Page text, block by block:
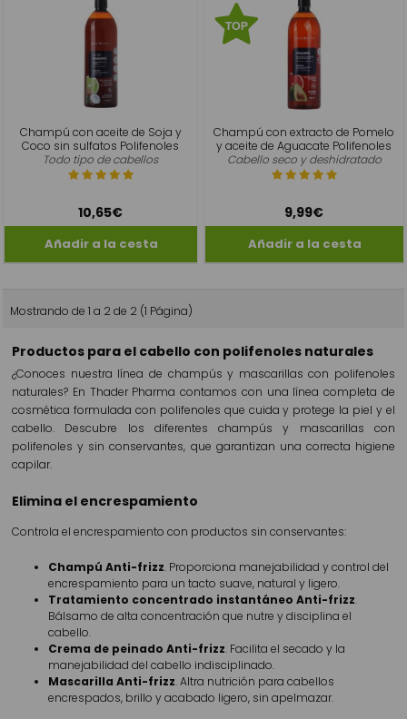
Champú con aceite de Soja y
Coco sin sulfatos Polifenoles
Todo tipo de cabellos
10,65€
Champú con extracto de Pomelo
y aceite de Aguacate Polifenoles
Cabello seco y deshidratado
9,99€
Mostrando de 1 a 2 de 2 (1 Página)
Productos para el cabello con polifenoles naturales
¿Conoces nuestra línea de champús y mascarillas con polifenoles
naturales? En Thader Pharma contamos con una línea completa de
cosmética formulada con polifenoles que cuida y protege la piel y el
cabello. Descubre los diferentes champús y mascarillas con
polifenoles y sin conservantes, que garantizan una correcta higiene
capilar.
Elimina el encrespamiento
Controla el encrespamiento con productos sin conservantes:
Champú Anti-frizz. Proporciona manejabilidad y control del
encrespamiento para un tacto suave, natural y ligero.
Tratamiento concentrado instantáneo Anti-frizz.
Bálsamo de alta concentración que nutre y disciplina el
cabello.
Crema de peinado Anti-frizz. Facilita el secado y la
manejabilidad del cabello indisciplinado.
Mascarilla Anti-frizz. Altra nutrición para cabellos
encrespados, brillo y acabado ligero, sin apelmazar.